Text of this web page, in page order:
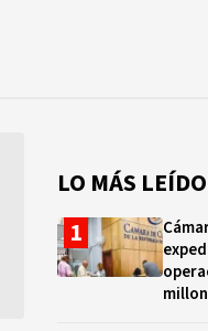
LO MÁS LEÍDO